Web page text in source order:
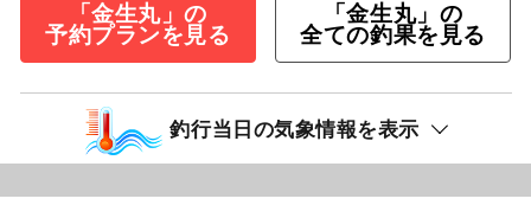
「金生丸」の
予約プランを見る
「金生丸」の
全ての釣果を見る
釣行当日の気象情報を表示